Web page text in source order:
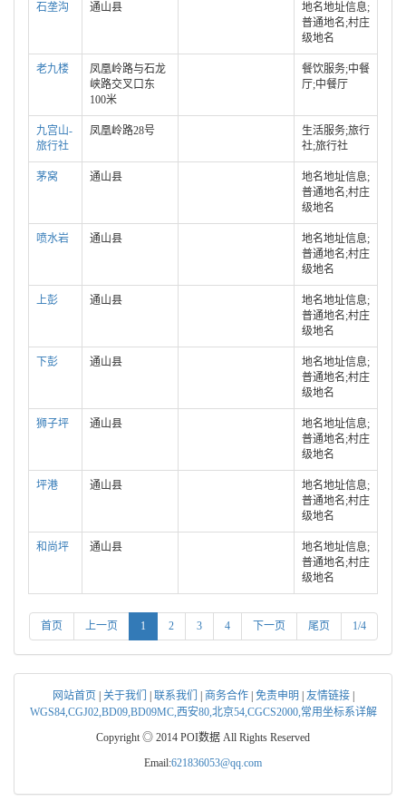
石垄沟 通山县
地名地址信息;
普通地名;村庄
级地名
老九楼
凤凰岭路与石龙
峡路交叉口东
100米
餐饮服务;中餐
厅;中餐厅
九宫山-
旅行社
凤凰岭路28号
生活服务;旅行
社;旅行社
茅窝 通山县
地名地址信息;
普通地名;村庄
级地名
喷水岩 通山县
地名地址信息;
普通地名;村庄
级地名
上彭 通山县
地名地址信息;
普通地名;村庄
级地名
下彭 通山县
地名地址信息;
普通地名;村庄
级地名
狮子坪 通山县
地名地址信息;
普通地名;村庄
级地名
坪港 通山县
地名地址信息;
普通地名;村庄
级地名
和尚坪 通山县
地名地址信息;
普通地名;村庄
级地名
首页 上一页 1 2 3 4 下一页 尾页 1/4
网站首页 关于我们 联系我们 商务合作| 免责申明 友情链接|
WGS84,CGJ02,BD09,BD09MC,西安80,北京54,CGCS2000,常用坐标系详解
Copyright ◎ 2014 POI数据 All Rights Reserved
Email:621836053@qq.com